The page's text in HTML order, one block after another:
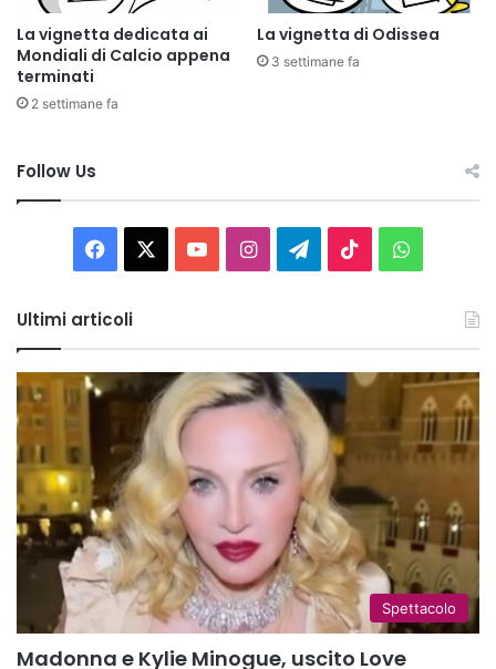
La vignetta dedicata ai
Mondiali di Calcio appena
terminati
2 settimane fa
La vignetta di Odissea
3 settimane fa
Follow Us
Facebook You InstagramTelegram
TikTok
Ultimi articoli
Spettacolo
Madonna e Kylie Minogue, uscito Love